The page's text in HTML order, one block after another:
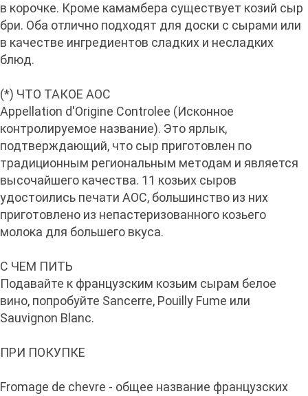
в корочке. Кроме камамбера существует козий сыр
бри. Оба отлично подходят для доски с сырами или
в качестве ингредиентов сладких и несладких
блюд.
(*) ЧТО ТАКОЕ AOC
Appellation d'Origine Controlee (Исконное
контролируемое название). Это ярлык,
подтверждающий, что сыр приготовлен по
традиционным региональным методам и является
высочайшего качества. 11 козьих сыров
удостоились печати AOC, большинство из них
приготовлено из непастеризованного козьего
молока для большего вкуса.
С ЧЕМ ПИТЬ
Подавайте к французским козьим сырам белое
вино, попробуйте Sancerre, Pouilly Fume или
Sauvignon Blanc.
ПРИ ПОКУПКЕ
Fromage de chevre - общее название французских